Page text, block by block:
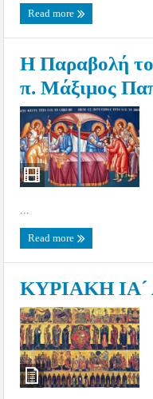
Read more
Η Παραβολή
π. Μάξιμος
...
Read more
ΚΥΡΙΑΚΗ